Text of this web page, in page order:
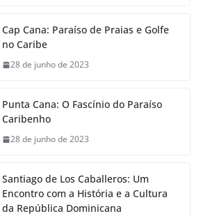
Cap Cana: Paraíso de Praias e Golfe
no Caribe
28 de junho de 2023
Punta Cana: O Fascínio do Paraíso
Caribenho
28 de junho de 2023
Santiago de Los Caballeros: Um
Encontro com a História e a Cultura
da República Dominicana